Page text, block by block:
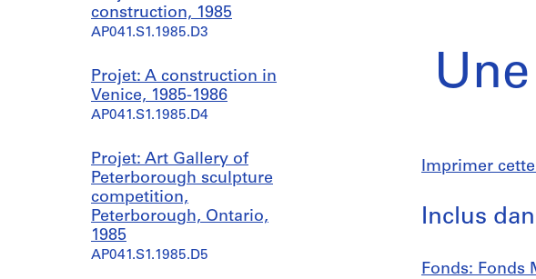
construction, 1985
AP041.S1.1985.D3
Projet: A construction in
Venice, 1985-1986
AP041.S1.1985.D4
Projet: Art Gallery of
Peterborough sculpture
competition,
Peterborough, Ontario,
1985
AP041.S1.1985.D5
Imprimer
Inclus
Fonds: Fonds